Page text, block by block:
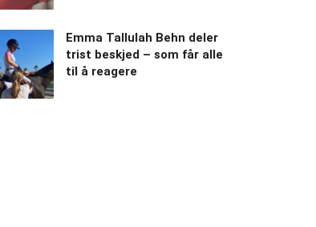
Emma Tallulah Behn deler
trist beskjed – som får alle
til å reagere